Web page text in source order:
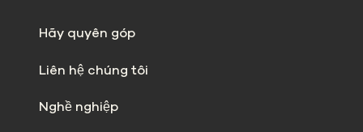
Hãy quyên góp
Liên hệ chúng tôi
Nghề nghiệp